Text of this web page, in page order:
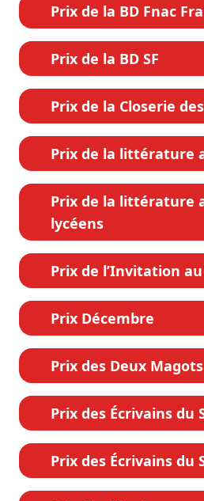
Prix de la BD Fnac
Prix de la BD SF
Prix de la Closerie
Prix de la littérature
Prix de la littérature
lycéens
Prix de l’Invitation
Prix Décembre
Prix des Deux Magots
Prix des Écrivains du
Prix des Écrivains du